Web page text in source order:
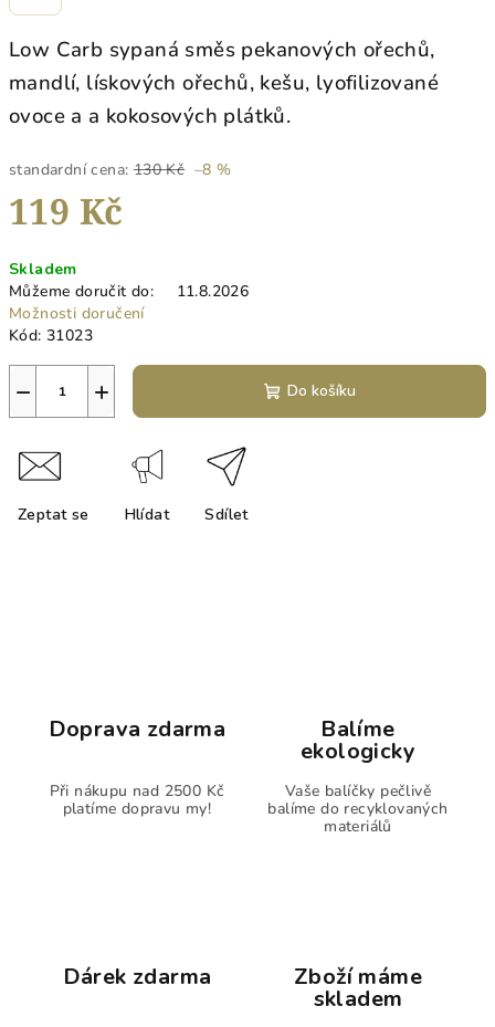
Low Carb sypaná směs pekanových ořechů,
mandlí, lískových ořechů, kešu, lyofilizované
ovoce a a kokosových plátků.
standardní cena: 130 Kč –8 %
119 Kč
cena:
Skladem
Můžeme doručit do:
11.8.2026
Možnosti doručení
Kód: 31023
+
− Do košíku
Zeptat se Hlídat Sdílet
Doprava zdarma
Při nákupu nad 2500 Kč
platíme dopravu my!
Balíme
ekologicky
Vaše balíčky pečlivě
balíme do recyklovaných
materiálů
Dárek zdarma Zboží máme
skladem